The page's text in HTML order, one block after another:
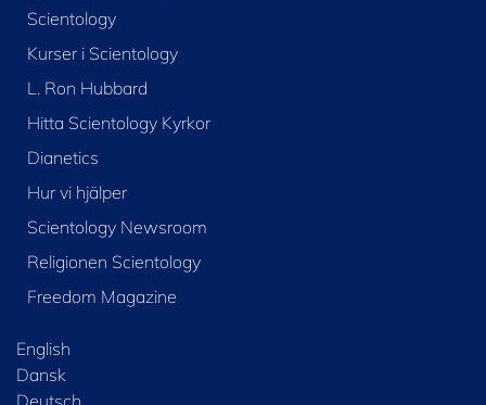
Scientology
Kurser i Scientology
L. Ron Hubbard
Hitta Scientology Kyrkor
Dianetics
Hur vi hjälper
Scientology Newsroom
Religionen Scientology
Freedom Magazine
English
Dansk